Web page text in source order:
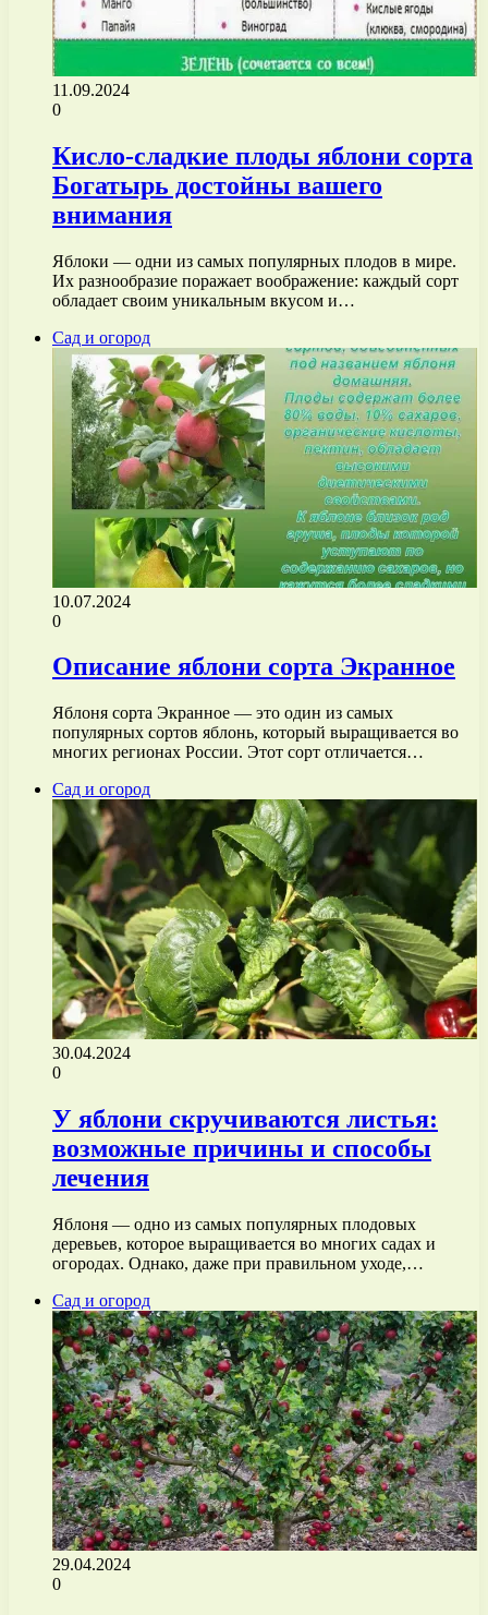
11.09.2024
0
Кисло-сладкие плоды яблони сорта
Богатырь достойны вашего
внимания
Яблоки — одни из самых популярных плодов в мире.
Их разнообразие поражает воображение: каждый сорт
обладает своим уникальным вкусом и…
Сад и огород
10.07.2024
0
Описание яблони сорта Экранное
Яблоня сорта Экранное — это один из самых
популярных сортов яблонь, который выращивается во
многих регионах России. Этот сорт отличается…
Сад и огород
30.04.2024
0
У яблони скручиваются листья:
возможные причины и способы
лечения
Яблоня — одно из самых популярных плодовых
деревьев, которое выращивается во многих садах и
огородах. Однако, даже при правильном уходе,…
Сад и огород
29.04.2024
0